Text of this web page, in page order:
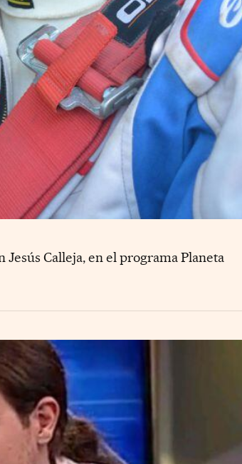
Calleja, en el programa Planeta